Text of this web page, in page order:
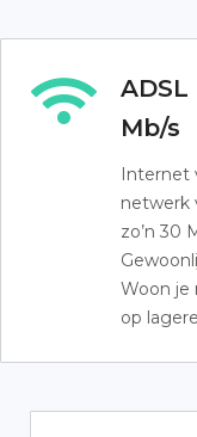
Mb/s
Internet
netwerk
zo’n 30
Woon je
op